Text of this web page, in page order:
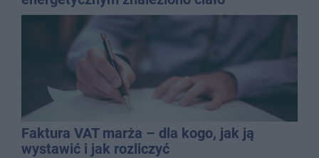
mężczyzny
Faktura VAT marża – dla kogo, jak ją
wystawić i jak rozliczyć